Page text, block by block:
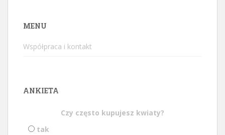
MENU
Współpraca i kontakt
ANKIETA
Czy często kupujesz kwiaty?
tak